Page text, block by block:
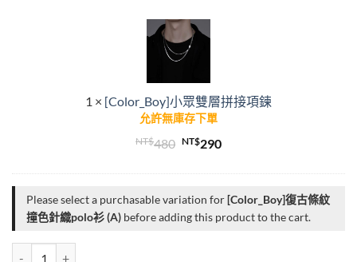
眾
雙
層
拼
接
項
鍊
1 × [Color_Boy]小眾雙層拼接項鍊
允許無庫存下單
NT$480 原
格：
NT$480。
NT$290目
格：
NT$290。
Please select a purchasable variation for[Color_Boy]復古條紋
撞色針織polo衫 (A) before adding this product to the cart.